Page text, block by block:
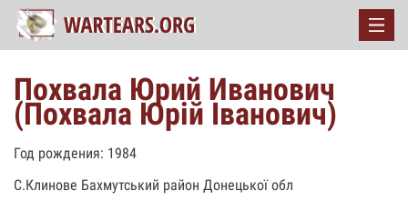
Похвала Юрий Иванович
(Похвала Юрій Іванович)
Год рождения: 1984
С.Клинове Бахмутський район Донецької обл